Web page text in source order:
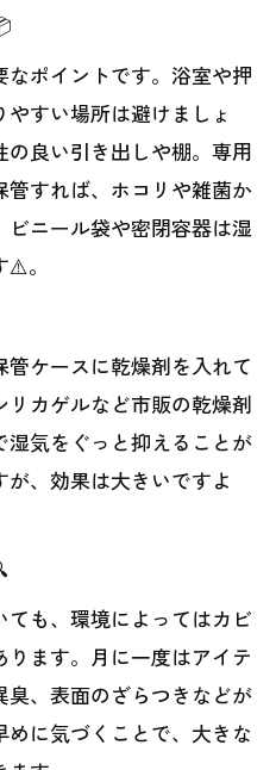
なポイントです。浴室や押
すい場所は避けましょ
良い引き出しや棚。専用
すれば、ホコリや雑菌か
ビニール袋や密閉容器は湿
。
ケースに乾燥剤を入れて
カゲルなど市販の乾燥剤
気をぐっと抑えることが
、効果は大きいですよ
も、環境によってはカビ
ます。月に一度はアイテ
、表面のざらつきなどが
に気づくことで、大きな